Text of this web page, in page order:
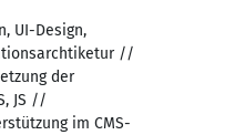
UI-Design,
//
der
JS //
im CMS-